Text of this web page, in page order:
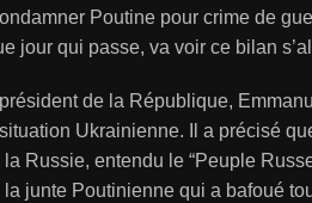
Poutine pour crime de
jour qui passe, va voir ce bilan
de la République,
Ukrainienne. Il a précisé
la Russie, entendu le “Peuple
la junte Poutinienne qui a bafoué